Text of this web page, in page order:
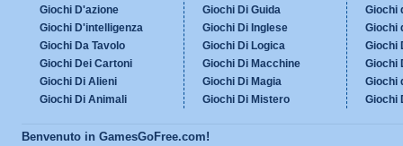
Giochi D'azione
Giochi D'intelligenza
Giochi Da Tavolo
Giochi Dei Cartoni
Giochi Di Alieni
Giochi Di Animali
Giochi Di Guida
Giochi Di Inglese
Giochi Di Logica
Giochi Di Macchine
Giochi Di Magia
Giochi Di Mistero
Giochi
Giochi
Giochi
Giochi
Giochi
Giochi
Benvenuto in GamesGoFree.com!